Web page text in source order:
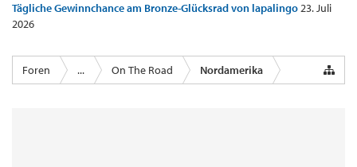
Tägliche Gewinnchance am Bronze-Glücksrad von lapalingo23. Juli
2026
Foren ... On The Road Nordamerika